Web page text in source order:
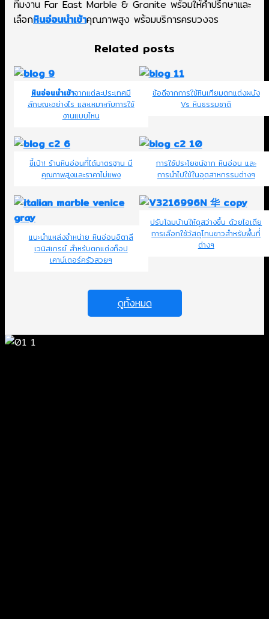
ทีมงาน Far East Marble & Granite พร้อมให้คำปรึกษาและ
เลือกหินอ่อนนำเข้าคุณภาพสูง พร้อมบริการครบวงจร
Related posts
หินอ่อนนำเข้าจากแต่ละประเทศมี
ลักษณะอย่างไร และเหมาะกับการใช้
งานแบบไหน
ข้อดีจากการใช้หินเทียมตกแต่งผนัง
Vs หินธรรมชาติ
ชี้เป้า! ร้านหินอ่อนที่ได้มาตรฐาน มี
คุณภาพสูงและราคาไม่แพง
การใช้ประโยชน์จาก หินอ่อน และ
การนำไปใช้ในอุตสาหกรรมต่างๆ
แนะนำแหล่งจำหน่าย หินอ่อนอิตาลี
เวนิสเกรย์ สำหรับตกแต่งท็อป
เคาน์เตอร์ครัวสวยๆ
ปรับโฉมบ้านให้ดูสว่างขึ้น ด้วยไอเดีย
การเลือกใช้วัสดุโทนขาวสำหรับพื้นที่
ต่างๆ
ดูทั้งหมด